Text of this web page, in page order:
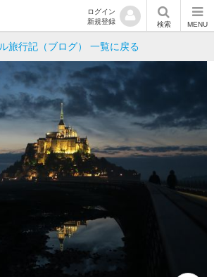
ログイン
新規登録
検索 MENU
旅行記（ブログ） 一覧に戻る